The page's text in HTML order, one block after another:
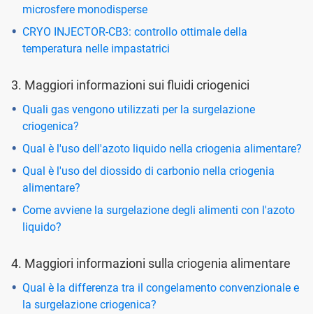
microsfere monodisperse
CRYO INJECTOR-CB3: controllo ottimale della
temperatura nelle impastatrici
3. Maggiori informazioni sui fluidi criogenici
Quali gas vengono utilizzati per la surgelazione
criogenica?
Qual è l'uso dell'azoto liquido nella criogenia alimentare?
Qual è l'uso del diossido di carbonio nella criogenia
alimentare?
Come avviene la surgelazione degli alimenti con l'azoto
liquido?
4. Maggiori informazioni sulla criogenia alimentare
Qual è la differenza tra il congelamento convenzionale e
la surgelazione criogenica?